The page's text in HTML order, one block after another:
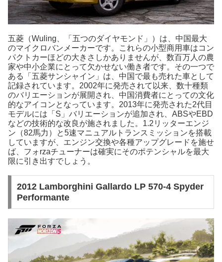
五菱（Wuling、「五つのダイヤモンド」）は、中国最大
のマイクロバンメーカーです。これらの小型商用車はコン
パクトカーほどの大きさしかありませんが、数百万人の農
家や中小企業にとって欠かせない働き者です。その一つで
ある「五菱サンシャイン」は、中国で最も売れた車として
記録されています。2002年に発売されて以来、数十種類
のバリエーションが展開され、中国消費者にとっての文化
的なアイコンとなっています。2013年に発売された2代目
モデルには「S」バリエーションが追加され、ABSやEBD
などの技術的な改良が施されました。1.2リッターエンジ
ン（82馬力）と5速マニュアルトランスミッションを搭載
していますが、エンジン交換や各種アップグレードを施せ
ば、フォrzaチューナーは確実にそのポテンシャルを最大
限に引き出すでしょう。
2012 Lamborghini Gallardo LP 570-4 Spyder
Performante